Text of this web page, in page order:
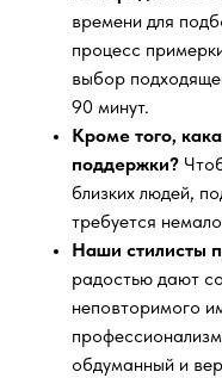
времени для
процесс
выбор
90 минут.
Кроме того,
поддержки?
близких людей,
требуется
Наши стилисты
радостью дают
неповторимого
обдуманный и